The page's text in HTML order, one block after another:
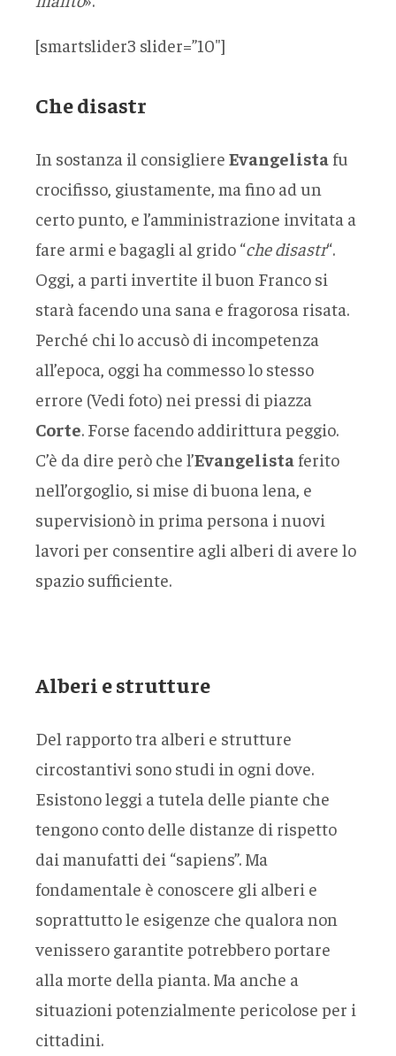
[smartslider3 slider=”10″]
Che disastr
In sostanza il consigliere Evangelista fu
crocifisso, giustamente, ma fino ad un
certo punto, e l’amministrazione invitata a
fare armi e bagagli al grido “che disastr“.
Oggi, a parti invertite il buon Franco si
starà facendo una sana e fragorosa risata.
Perché chi lo accusò di incompetenza
all’epoca, oggi ha commesso lo stesso
errore (Vedi foto) nei pressi di piazza
Corte. Forse facendo addirittura peggio.
C’è da dire però che l’Evangelista ferito
nell’orgoglio, si mise di buona lena, e
supervisionò in prima persona i nuovi
lavori per consentire agli alberi di avere lo
spazio sufficiente.
Alberi e strutture
Del rapporto tra alberi e strutture
circostantivi sono studi in ogni dove.
Esistono leggi a tutela delle piante che
tengono conto delle distanze di rispetto
dai manufatti dei “sapiens”. Ma
fondamentale è conoscere gli alberi e
soprattutto le esigenze che qualora non
venissero garantite potrebbero portare
alla morte della pianta. Ma anche a
situazioni potenzialmente pericolose per i
cittadini.